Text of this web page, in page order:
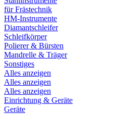
für Frästechnik
HM-Instrumente
Diamantschleifer
Schleifkörper
Polierer & Bürsten
Mandrelle & Träger
Sonstiges
Alles anzeigen
Alles anzeigen
Alles anzeigen
Einrichtung & Geräte
Geräte